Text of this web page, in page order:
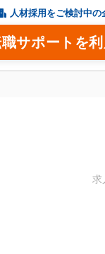
人材採用をご検討中の
サポートを
求